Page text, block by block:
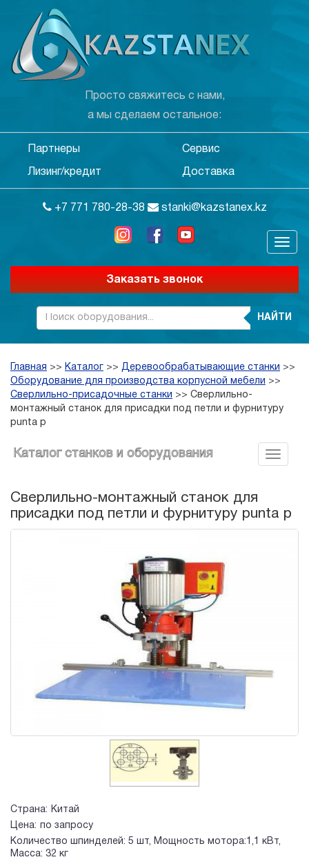
Просто свяжитесь с нами,
а мы сделаем остальное:
Партнеры Сервис
Лизинг/кредит Доставка
+7 771 780-28-38 stanki@kazstanex.kz
Заказать звонок
НАЙТИ
Главная >> Каталог >> Деревообрабатывающие станки >>
Оборудование для производства корпусной мебели >>
Сверлильно-присадочные станки >> Сверлильно-
монтажный станок для присадки под петли и фурнитуру
punta p
Каталог станков и оборудования
Сверлильно-монтажный станок для
присадки под петли и фурнитуру punta p
Страна:
Китай
Цена:
по запросу
Количество шпинделей: 5 шт, Мощность мотора:1,1 кВт,
Масса: 32 кг